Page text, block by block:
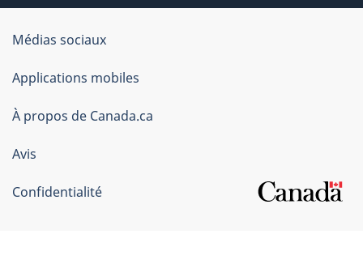
Organisation
du
gouvernement
du
Canada
Médias sociaux
Applications mobiles
À propos de Canada.ca
Avis
Confidentialité